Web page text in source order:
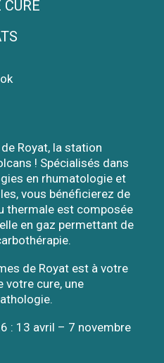
CURE
Royat, la station
! Spécialisés dans
en rhumatologie et
vous bénéficierez de
thermale est composée
en gaz permettant de
de Royat est à votre
votre cure, une
: 13 avril – 7 novembre